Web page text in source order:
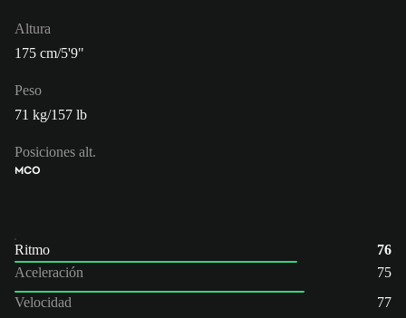
Altura
175 cm/5'9"
Peso
71 kg/157 lb
Posiciones alt.
MCO
Ritmo
76
Aceleración
75
Velocidad
77